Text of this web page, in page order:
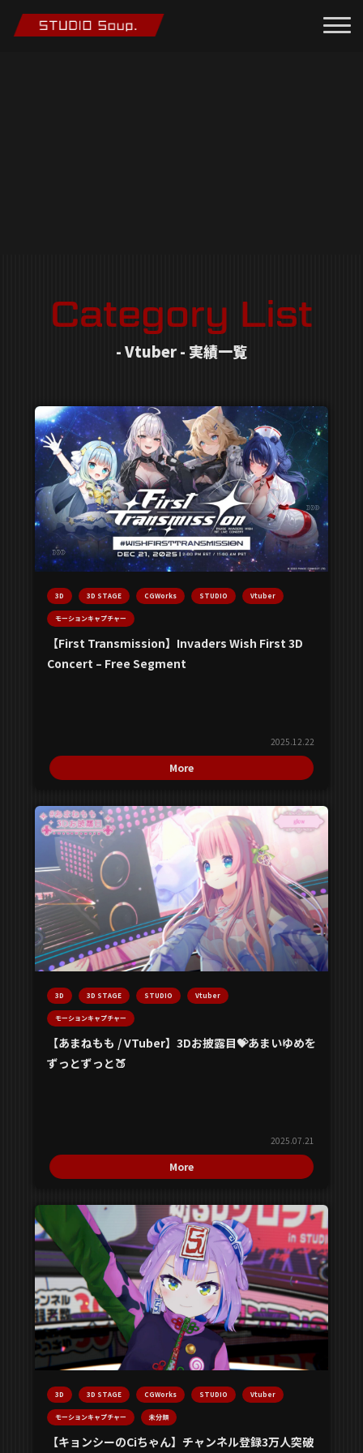
Category List
- Vtuber - 実績一覧
3D 3D STAGE CGWorks STUDIO Vtuber
モーションキャプチャー
【First Transmission】Invaders Wish First 3D
Concert – Free Segment
2025.12.22
More
3D 3D STAGE STUDIO Vtuber
モーションキャプチャー
【あまねもも / VTuber】3Dお披露目💝あまいゆめを
ずっとずっと🍑
2025.07.21
More
3D 3D STAGE CGWorks STUDIO Vtuber
モーションキャプチャー 未分類
【キョンシーのCiちゃん】チャンネル登録3万人突破